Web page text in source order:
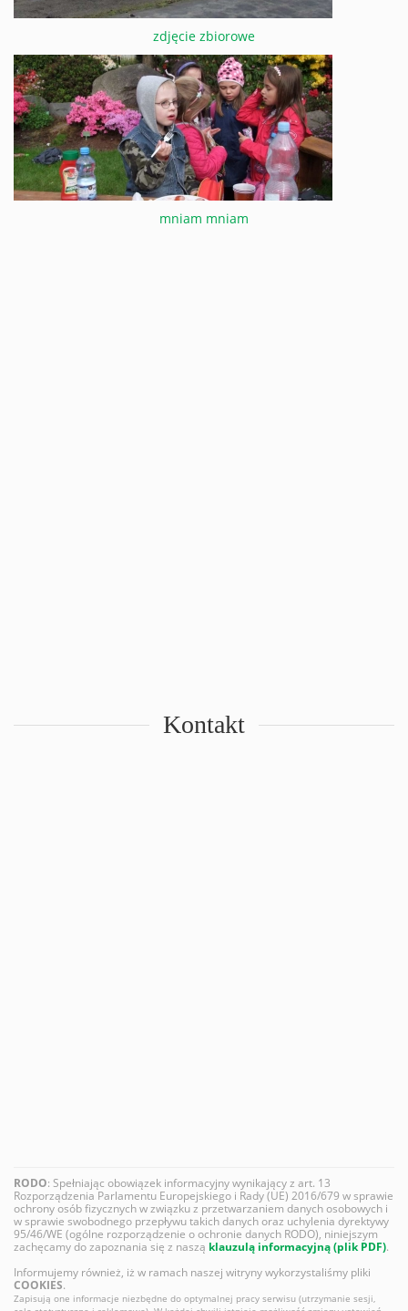
zdjęcie zbiorowe
mniam mniam
Kontakt
RODO: Spełniając obowiązek informacyjny wynikający z art. 13
Rozporządzenia Parlamentu Europejskiego i Rady (UE) 2016/679 w sprawie
ochrony osób fizycznych w związku z przetwarzaniem danych osobowych i
w sprawie swobodnego przepływu takich danych oraz uchylenia dyrektywy
95/46/WE (ogólne rozporządzenie o ochronie danych RODO), niniejszym
zachęcamy do zapoznania się z naszą klauzulą informacyjną (plik PDF).
Informujemy również, iż w ramach naszej witryny wykorzystaliśmy pliki
COOKIES.
Zapisują one informacje niezbędne do optymalnej pracy serwisu (utrzymanie sesji,